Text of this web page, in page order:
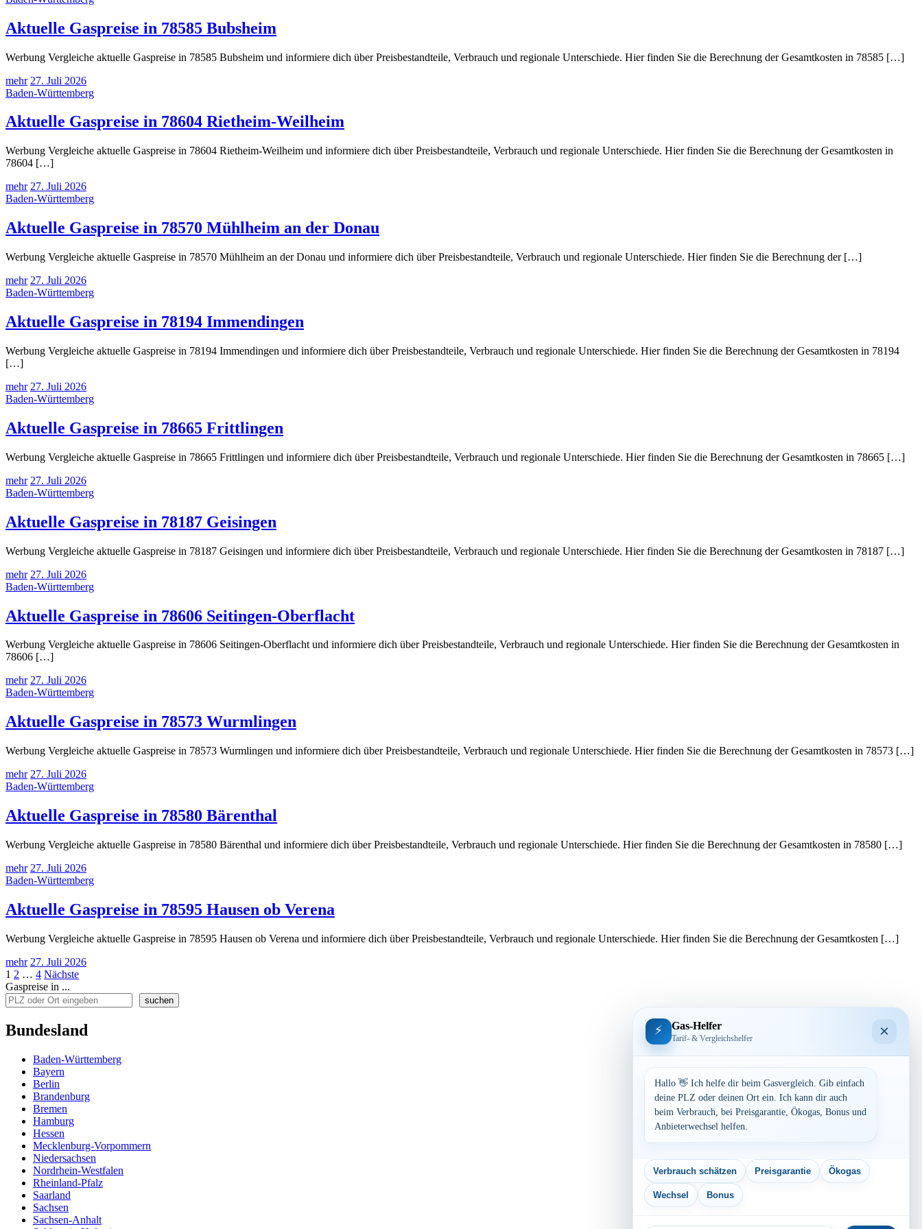
Aktuelle Gaspreise in 78585 Bubsheim
Werbung Vergleiche aktuelle Gaspreise in 78585 Bubsheim und informiere dich über Preisbestandteile, Verbrauch und regionale Unterschiede. Hier finden Sie die Berechnung der Gesamtkosten in 78585 […]
mehr 27. Juli 2026
Baden-Württemberg
Aktuelle Gaspreise in 78604 Rietheim-Weilheim
Werbung Vergleiche aktuelle Gaspreise in 78604 Rietheim-Weilheim und informiere dich über Preisbestandteile, Verbrauch und regionale Unterschiede. Hier finden Sie die Berechnung der Gesamtkosten in
78604 […]
mehr 27. Juli 2026
Baden-Württemberg
Aktuelle Gaspreise in 78570 Mühlheim an der Donau
Werbung Vergleiche aktuelle Gaspreise in 78570 Mühlheim an der Donau und informiere dich über Preisbestandteile, Verbrauch und regionale Unterschiede. Hier finden Sie die Berechnung der […]
mehr 27. Juli 2026
Baden-Württemberg
Aktuelle Gaspreise in 78194 Immendingen
Werbung Vergleiche aktuelle Gaspreise in 78194 Immendingen und informiere dich über Preisbestandteile, Verbrauch und regionale Unterschiede. Hier finden Sie die Berechnung der Gesamtkosten in 78194
[…]
mehr 27. Juli 2026
Baden-Württemberg
Aktuelle Gaspreise in 78665 Frittlingen
Werbung Vergleiche aktuelle Gaspreise in 78665 Frittlingen und informiere dich über Preisbestandteile, Verbrauch und regionale Unterschiede. Hier finden Sie die Berechnung der Gesamtkosten in 78665 […]
mehr 27. Juli 2026
Baden-Württemberg
Aktuelle Gaspreise in 78187 Geisingen
Werbung Vergleiche aktuelle Gaspreise in 78187 Geisingen und informiere dich über Preisbestandteile, Verbrauch und regionale Unterschiede. Hier finden Sie die Berechnung der Gesamtkosten in 78187 […]
mehr 27. Juli 2026
Baden-Württemberg
Aktuelle Gaspreise in 78606 Seitingen-Oberflacht
Werbung Vergleiche aktuelle Gaspreise in 78606 Seitingen-Oberflacht und informiere dich über Preisbestandteile, Verbrauch und regionale Unterschiede. Hier finden Sie die Berechnung der Gesamtkosten in
78606 […]
mehr 27. Juli 2026
Baden-Württemberg
Aktuelle Gaspreise in 78573 Wurmlingen
Werbung Vergleiche aktuelle Gaspreise in 78573 Wurmlingen und informiere dich über Preisbestandteile, Verbrauch und regionale Unterschiede. Hier finden Sie die Berechnung der Gesamtkosten in 78573 […]
mehr 27. Juli 2026
Baden-Württemberg
Aktuelle Gaspreise in 78580 Bärenthal
Werbung Vergleiche aktuelle Gaspreise in 78580 Bärenthal und informiere dich über Preisbestandteile, Verbrauch und regionale Unterschiede. Hier finden Sie die Berechnung der Gesamtkosten in 78580 […]
mehr 27. Juli 2026
Baden-Württemberg
Aktuelle Gaspreise in 78595 Hausen ob Verena
Werbung Vergleiche aktuelle Gaspreise in 78595 Hausen ob Verena und informiere dich über Preisbestandteile, Verbrauch und regionale Unterschiede. Hier finden Sie die Berechnung der Gesamtkosten […]
mehr 27. Juli 2026
Seitennummerierung
der
Beiträge
1 2 … 4 Nächste
Gaspreise in ...
suchen
Bundesland
Baden-Württemberg
Bayern
Berlin
Brandenburg
Bremen
Hamburg
Hessen
Mecklenburg-Vorpommern
Niedersachsen
Nordrhein-Westfalen
Rheinland-Pfalz
Saarland
Sachsen
Sachsen-Anhalt
⚡ Gas-Helfer
Tarif- & Vergleichshelfer ×
Hallo 👋 Ich helfe dir beim Gasvergleich. Gib einfach
deine PLZ oder deinen Ort ein. Ich kann dir auch
beim Verbrauch, bei Preisgarantie, Ökogas, Bonus und
Anbieterwechsel helfen.
Verbrauch schätzen Preisgarantie Ökogas
Wechsel Bonus